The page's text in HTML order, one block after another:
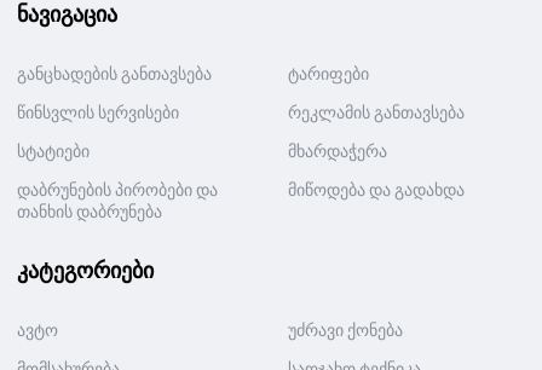
ნავიგაცია
განცხადების განთავსება
ტარიფები
წინსვლის სერვისები
რეკლამის განთავსება
სტატიები
მხარდაჭერა
დაბრუნების პირობები და
თანხის დაბრუნება
მიწოდება და გადახდა
კატეგორიები
ავტო
უძრავი ქონება